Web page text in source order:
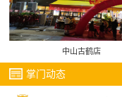
中山古鹤店
掌门动态